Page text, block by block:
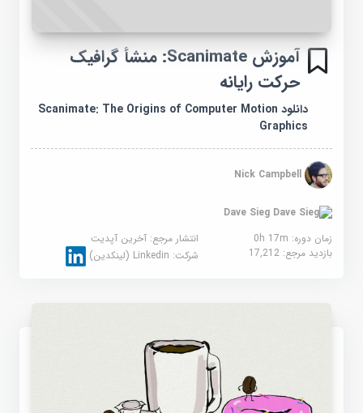
آموزش Scanimate: منشأ گرافیک
حرکت رایانه
دانلود Scanimate: The Origins of Computer Motion
Graphics
Nick Campbell
Dave Sieg
زمان دوره: 0h 17m
انتشار مرجع:آخرین آپدیت
بازدید مرجع:17,212 شرکت:Linkedin (لینکدین)